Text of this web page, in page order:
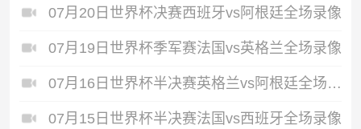
07月20日世界杯决赛西班牙vs阿根廷全场录像
07月19日世界杯季军赛法国vs英格兰全场录像
07月16日世界杯半决赛英格兰vs阿根廷全场录像
07月15日世界杯半决赛法国vs西班牙全场录像